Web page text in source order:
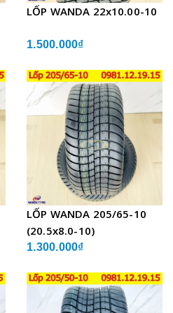
LỐP WANDA 22x10.00-10
1.500.000₫
LỐP WANDA 205/65-10
(20.5x8.0-10)
1.300.000₫